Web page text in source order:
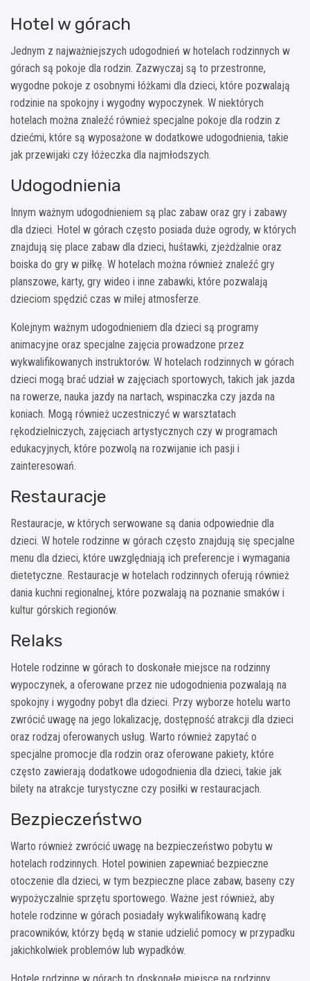
Hotel w górach
Jednym z najważniejszych udogodnień w hotelach rodzinnych w
górach są pokoje dla rodzin. Zazwyczaj są to przestronne,
wygodne pokoje z osobnymi łóżkami dla dzieci, które pozwalają
rodzinie na spokojny i wygodny wypoczynek. W niektórych
hotelach można znaleźć również specjalne pokoje dla rodzin z
dziećmi, które są wyposażone w dodatkowe udogodnienia, takie
jak przewijaki czy łóżeczka dla najmłodszych.
Udogodnienia
Innym ważnym udogodnieniem są plac zabaw oraz gry i zabawy
dla dzieci. Hotel w górach często posiada duże ogrody, w których
znajdują się place zabaw dla dzieci, huśtawki, zjeżdżalnie oraz
boiska do gry w piłkę. W hotelach można również znaleźć gry
planszowe, karty, gry wideo i inne zabawki, które pozwalają
dzieciom spędzić czas w miłej atmosferze.
Kolejnym ważnym udogodnieniem dla dzieci są programy
animacyjne oraz specjalne zajęcia prowadzone przez
wykwalifikowanych instruktorów. W hotelach rodzinnych w górach
dzieci mogą brać udział w zajęciach sportowych, takich jak jazda
na rowerze, nauka jazdy na nartach, wspinaczka czy jazda na
koniach. Mogą również uczestniczyć w warsztatach
rękodzielniczych, zajęciach artystycznych czy w programach
edukacyjnych, które pozwolą na rozwijanie ich pasji i
zainteresowań.
Restauracje
Restauracje, w których serwowane są dania odpowiednie dla
dzieci. W hotele rodzinne w górach często znajdują się specjalne
menu dla dzieci, które uwzględniają ich preferencje i wymagania
dietetyczne. Restauracje w hotelach rodzinnych oferują również
dania kuchni regionalnej, które pozwalają na poznanie smaków i
kultur górskich regionów.
Relaks
Hotele rodzinne w górach to doskonałe miejsce na rodzinny
wypoczynek, a oferowane przez nie udogodnienia pozwalają na
spokojny i wygodny pobyt dla dzieci. Przy wyborze hotelu warto
zwrócić uwagę na jego lokalizację, dostępność atrakcji dla dzieci
oraz rodzaj oferowanych usług. Warto również zapytać o
specjalne promocje dla rodzin oraz oferowane pakiety, które
często zawierają dodatkowe udogodnienia dla dzieci, takie jak
bilety na atrakcje turystyczne czy posiłki w restauracjach.
Bezpieczeństwo
Warto również zwrócić uwagę na bezpieczeństwo pobytu w
hotelach rodzinnych. Hotel powinien zapewniać bezpieczne
otoczenie dla dzieci, w tym bezpieczne place zabaw, baseny czy
wypożyczalnie sprzętu sportowego. Ważne jest również, aby
hotele rodzinne w górach posiadały wykwalifikowaną kadrę
pracowników, którzy będą w stanie udzielić pomocy w przypadku
jakichkolwiek problemów lub wypadków.